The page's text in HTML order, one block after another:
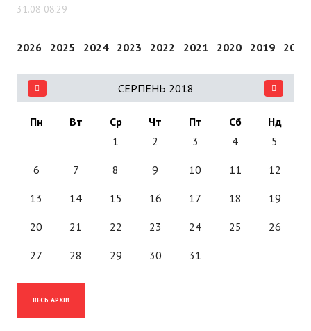
31.08 08:29
2026 2025 2024 2023 2022 2021 2020 2019 2018
СЕРПЕНЬ 2018
Пн Вт Ср Чт Пт Сб
Нд
1
2 3 4 5
6 7 8 9 10 11 12
13 14 15 16 17 18 19
20 21 22 23 24 25 26
27 28 29 30 31
ВЕСЬ АРХІВ